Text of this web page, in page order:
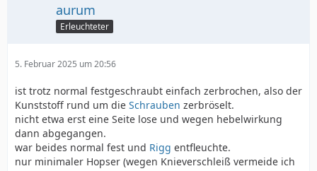
aurum
Erleuchteter
5. Februar 2025 um 20:56
ist trotz normal festgeschraubt einfach zerbrochen, also der
Kunststoff rund um die Schrauben zerbröselt.
nicht etwa erst eine Seite lose und wegen hebelwirkung
dann abgegangen.
war beides normal fest und Rigg entfleuchte.
nur minimaler Hopser (wegen Knieverschleiß vermeide ich